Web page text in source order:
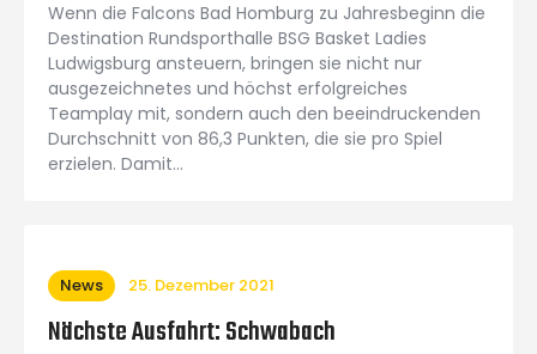
Wenn die Falcons Bad Homburg zu Jahresbeginn die
Destination Rundsporthalle BSG Basket Ladies
Ludwigsburg ansteuern, bringen sie nicht nur
ausgezeichnetes und höchst erfolgreiches
Teamplay mit, sondern auch den beeindruckenden
Durchschnitt von 86,3 Punkten, die sie pro Spiel
erzielen. Damit…
News 25. Dezember 2021
Nächste Ausfahrt: Schwabach